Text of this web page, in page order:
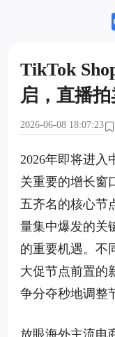
TikTok
启，直播
2026-06-08 18:07:23
2026年即将进入
关重要的增长
五齐名的核心节
量集中爆发的关
的重要机遇。不
大促节点前置的
争分夺秒地调整
放眼海外主流电